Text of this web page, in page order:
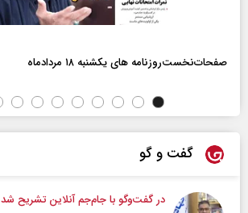
صفحات‌نخست‌روزنامه ها‌ی یکشنبه ۱۸ مردادماه
گفت و گو
در گفت‌و‌گو با جام‌جم آنلاین تشریح شد